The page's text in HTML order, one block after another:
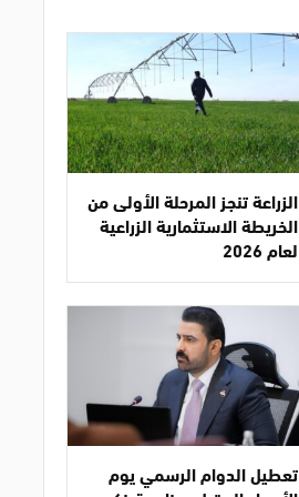
الزراعة تنجز المرحلة الأولى من
الخريطة الاستثمارية الزراعية
لعام 2026
تعطيل الدوام الرسمي يوم